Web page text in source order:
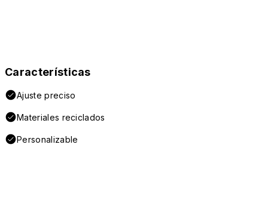
Características
Ajuste preciso
Materiales reciclados
Personalizable